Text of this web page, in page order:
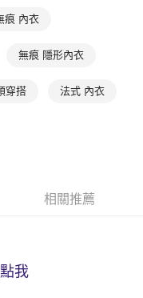
若您需要取消訂單，請聯絡
頁面顯示為準，若有關於
support/home
先享後付」服務完成之交
護人之同意方可使用
形，本公司將視審查結果
痕 內衣
無痕 隱形內衣
穿搭 法式 內衣
相關推薦
我